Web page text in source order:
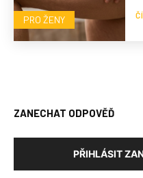
PRO ŽENY
ZANECHAT ODPOVĚĎ
PŘIHLÁSIT